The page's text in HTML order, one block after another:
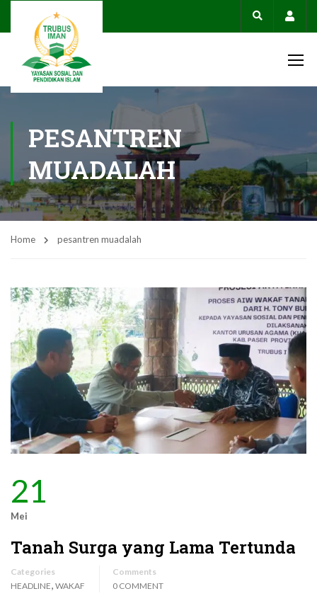
PESANTREN
MUADALAH
Home pesantren muadalah
21
Mei
Tanah Surga yang Lama Tertunda
Categories
HEADLINE, WAKAF
Comments
0 COMMENT